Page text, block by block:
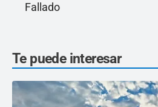
Fallado
Te puede interesar